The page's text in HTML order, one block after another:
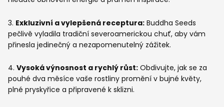
3. Exkluzivní a vylepšená receptura: Buddha Seeds
pečlivě vyladila tradiční severoamerickou chuť, aby vám
přinesla jedinečný a nezapomenutelný zážitek.
4. Vysoká výnosnost a rychlý růst: Obdivujte, jak se za
pouhé dva měsíce vaše rostliny promění v bujné květy,
plné pryskyřice a připravené k sklizni.